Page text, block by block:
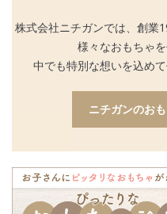
株式会社ニチガンでは、創業
様々なおもちゃ
中でも特別な想いを込め
ニチガンのお